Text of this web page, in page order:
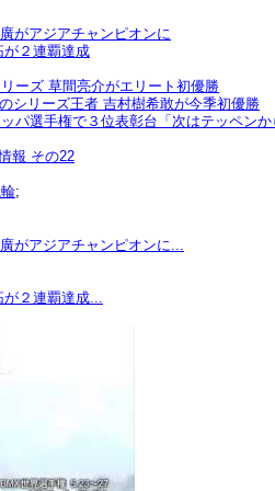
がアジアチャンピオンに
が２連覇達成
ーズ 草間亮介がエリート初優勝
シリーズ王者 吉村樹希敢が今季初優勝
パ選手権で３位表彰台「次はテッペンか
報 その22
;
がアジアチャンピオンに...
が２連覇達成...